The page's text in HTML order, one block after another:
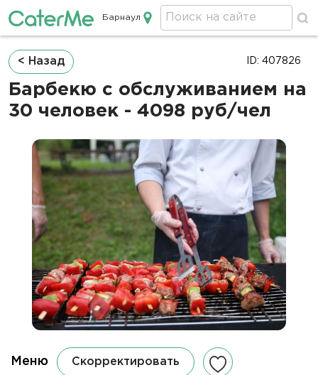
Кейтеринг в Барнауле
Барнаул
Строка
навигации
< Назад
Барбекю с обслуживанием на
30 человек - 4098 руб/чел
ID: 407826
Меню Скорректировать